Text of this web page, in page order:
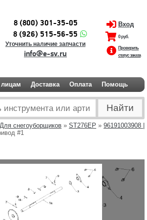
8 (800) 301-35-05
8 (926) 515-56-55
Уточнить наличие запчасти
info@e-sv.ru
Вход
0 руб.
Проверить
статус заказа
Доставка Оплата Помощь
Для снегоуборщиков » ST276EP » 96191003908 |
#1